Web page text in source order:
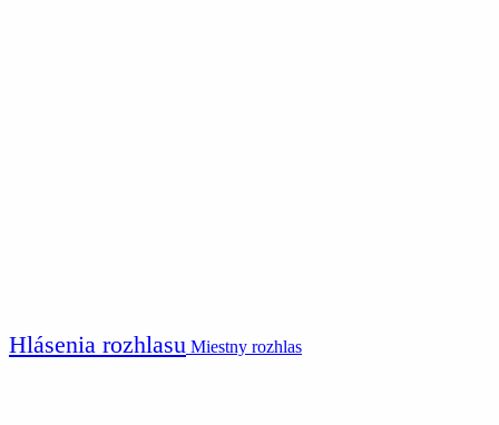
Hlásenia rozhlasu Miestny rozhlas